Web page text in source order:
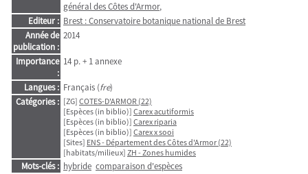
général des Côtes d'Armor,
Editeur : Brest : Conservatoire botanique national de Brest
Année de
publication :
2014
Importance
:
14 p. + 1 annexe
Langues : Français (fre)
Catégories : [ZG] COTES-D'ARMOR (22)
[Espèces (in biblio)] Carex acutiformis
[Espèces (in biblio)] Carex riparia
[Espèces (in biblio)] Carex x sooi
[Sites] ENS - Département des Côtes d'Armor (22)
[habitats/milieux] ZH - Zones humides
Mots-clés : hybride comparaison d'espèces